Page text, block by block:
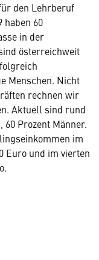
den Lehrberuf
haben 60
in der
österreichweit
Menschen. Nicht
rechnen wir
Aktuell sind rund
Prozent Männer.
im
Euro und im vierten